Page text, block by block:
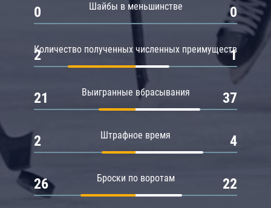
Шайбы в меньшинстве
0 0
Количество полученных численных преимуществ
2 1
Выигранные вбрасывания
21 37
Штрафное время
2 4
Броски по воротам
26 22